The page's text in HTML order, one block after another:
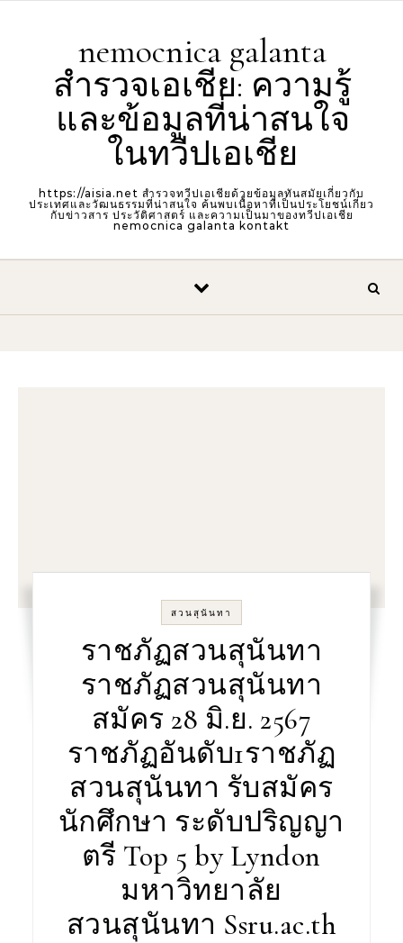
nemocnica galanta
สำรวจเอเชีย: ความรู้
และข้อมูลที่น่าสนใจ
ในทวีปเอเชีย
https://aisia.net สำรวจทวีปเอเชียด้วยข้อมูลทันสมัยเกี่ยวกับ
ประเทศและวัฒนธรรมที่น่าสนใจ ค้นพบเนื้อหาที่เป็นประโยชน์เกี่ยว
กับข่าวสาร ประวัติศาสตร์ และความเป็นมาของทวีปเอเชีย
nemocnica galanta kontakt
สวนสุนันทา
ราชภัฏสวนสุนันทา
ราชภัฏสวนสุนันทา
สมัคร 28 มิ.ย. 2567
ราชภัฏอันดับ1ราชภัฏ
สวนสุนันทา รับสมัคร
นักศึกษา ระดับปริญญา
ตรี Top 5 by Lyndon
มหาวิทยาลัย
สวนสุนันทา Ssru.ac.th